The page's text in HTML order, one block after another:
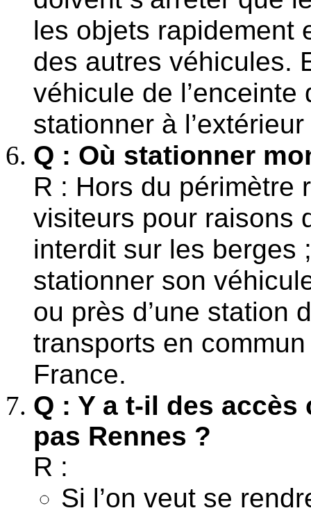
les objets rapidement
des autres véhicules.
véhicule de
stationner à l’extérieur
Q : Où stationner
R : Hors du périmètre
visiteurs pour raisons
interdit sur les berges
stationner son
ou près d’une station
transports en
France.
Q : Y a t-il des accès
pas Rennes ?
R :
Si l’on veut se